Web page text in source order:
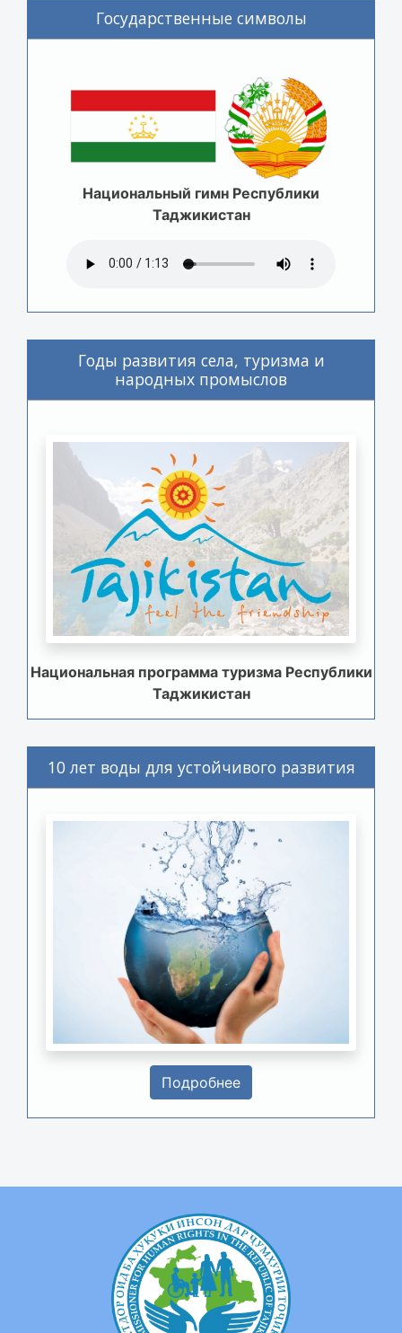
Государственные символы
Национальный гимн Республики
Таджикистан
Годы развития села, туризма и
народных промыслов
Национальная программа туризма Республики
Таджикистан
10 лет воды для устойчивого развития
Подробнее